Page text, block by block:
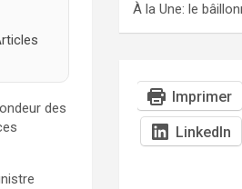
des
À la Une: le
Imprimer
LinkedIn